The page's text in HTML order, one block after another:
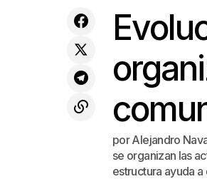
para una negociación y resolución de
conflictos.
por Alejandro
se organizan las
estructura ayuda